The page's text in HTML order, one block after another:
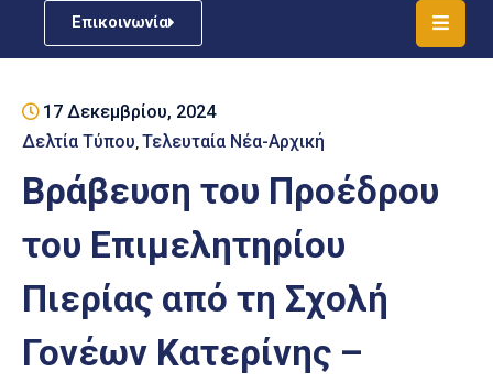
Επικοινωνία
ΓΕΜΗ
Επιχειρηματική
Υποστήριξη
Έκθεση
Παραδοσιακών
Επαγγελμάτων
17 Δεκεμβρίου, 2024
Δελτία Τύπου Τελευταία Νέα-Αρχική
Βράβευση του Προέδρου
του Επιμελητηρίου
Πιερίας από τη Σχολή
Γονέων Κατερίνης –